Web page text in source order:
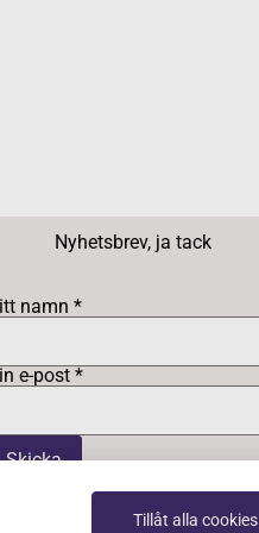
Nyhetsbrev, ja tack
namn *
e-post *
Tillåt alla cookies